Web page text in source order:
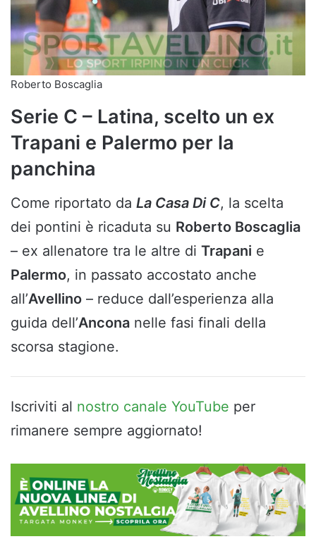
Roberto Boscaglia
Serie C – Latina, scelto un ex
Trapani e Palermo per la
panchina
Come riportato da La Casa DiC, la scelta
dei pontini è ricaduta su Roberto Boscaglia
– ex allenatore tra le altre di Trapani e
Palermo, in passato accostato anche
all’Avellino – reduce dall’esperienza alla
guida dell’Ancona nelle fasi finali della
scorsa stagione.
Iscriviti al nostro canale YouTube per
rimanere sempre aggiornato!